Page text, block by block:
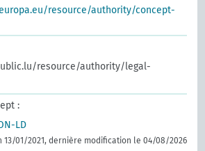
resource/authority/concept-
resource/authority/legal-
:
LD
13/01/2021, dernière modification le 04/08/2026